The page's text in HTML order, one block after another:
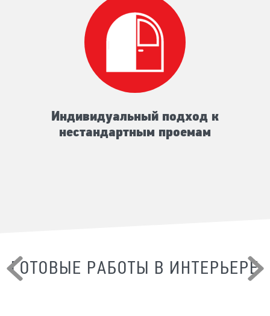
Индивидуальный подход к
нестандартным проемам
ГОТОВЫЕ РАБОТЫ В ИНТЕРЬЕРЕ